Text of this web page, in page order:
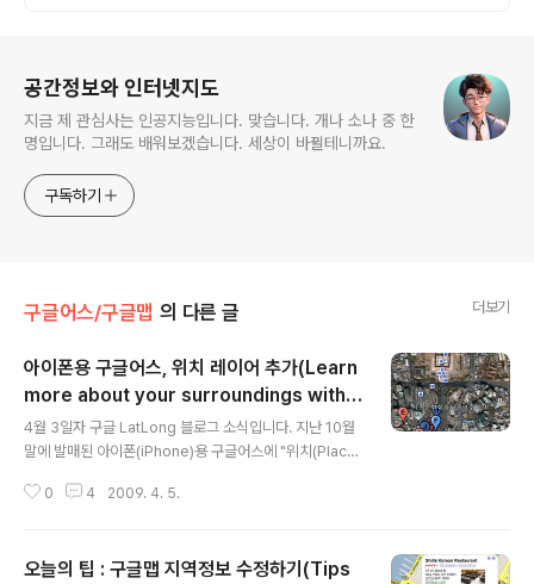
공간정보와 인터넷지도
지금 제 관심사는 인공지능입니다. 맞습니다. 개나 소나 중 한
명입니다. 그래도 배워보겠습니다. 세상이 바뀔테니까요.
구독하기
구글어스/구글맵 의 다른 글 더보기
아이폰용 구글어스, 위치 레이어 추가(Learn
more about your surroundings with y
our iPhone)
4월 3일자 구글 LatLong 블로그 소식입니다. 지난 10월
말에 발매된 아이폰(iPhone)용 구글어스에 "위치(Place
이어는 원래 구글어스(Google Earth)의 기본 레이어중
전 아이폰용 구글어스를 사용해보니~라는 글에서 보여드
0 4 2009. 4. 5.
오늘의 팁 : 구글맵 지역정보 수정하기(Tips